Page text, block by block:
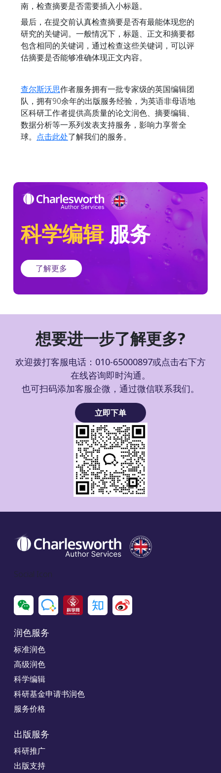
南，检查摘要是否需要插入小标题。
最后，在提交前认真检查摘要是否有最能体现您的
研究的关键词。一般情况下，标题、正文和摘要都
包含相同的关键词，通过检查这些关键词，可以评
估摘要是否能够准确体现正文内容。
查尔斯沃思作者服务拥有一批专家级的英国编辑团
队，拥有90余年的出版服务经验，为英语非母语地
区科研工作者提供高质量的论文润色、摘要编辑、
数据分析等一系列发表支持服务，影响力享誉全
球。 点击此处了解我们的服务。
科学编辑服务
了解更多
想要进一步了解更多?
欢迎拨打客服电话：010-65000897或点击右下方
在线咨询即时沟通。
也可扫码添加客服企微，通过微信联系我们。
立即下单
Social Icon
润色服务
标准润色
高级润色
科学编辑
科研基金申请书润色
服务价格
出版服务
科研推广
出版支持